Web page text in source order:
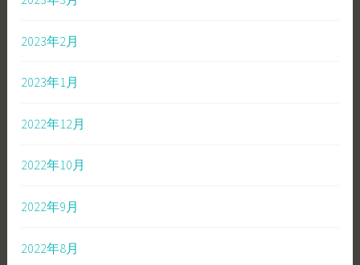
2023年2月
2023年1月
2022年12月
2022年10月
2022年9月
2022年8月